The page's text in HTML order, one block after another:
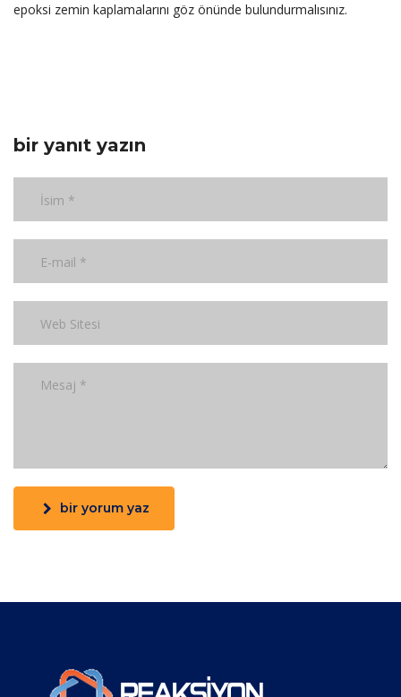
epoksi zemin kaplamalarını göz önünde bulundurmalısınız.
bir yanıt yazın
bir yorum yaz